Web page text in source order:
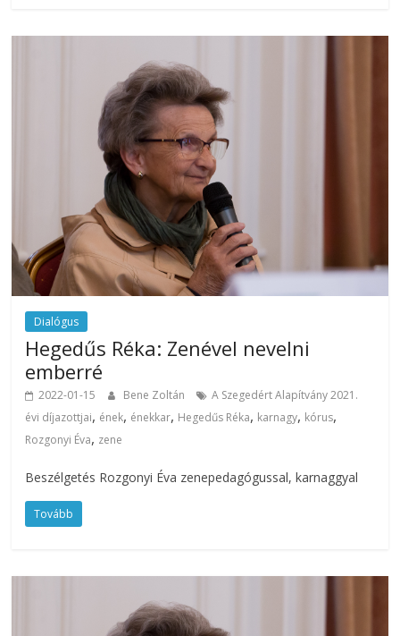
Dialógus
Hegedűs Réka: Zenével nevelni
emberré
2022-01-15 Bene Zoltán
A Szegedért Alapítvány 2021.
évi díjazottjai, ének, énekkar, Hegedűs Réka, karnagy, kórus,
Rozgonyi Éva, zene
Beszélgetés Rozgonyi Éva zenepedagógussal, karnaggyal
Tovább